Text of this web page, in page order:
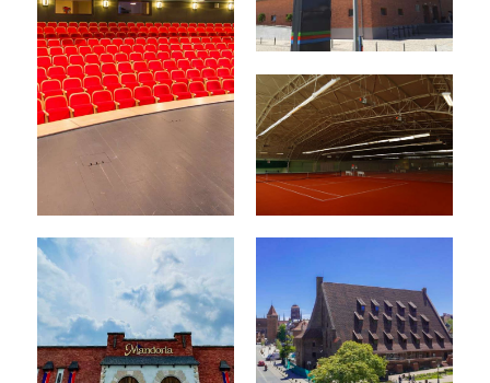
Chorzowskie
centrum kultury -
Chorzów
Centrum
Nowoczesności
Młyn Wiedzy w
Toruniu
Centrum
Puszczykowie